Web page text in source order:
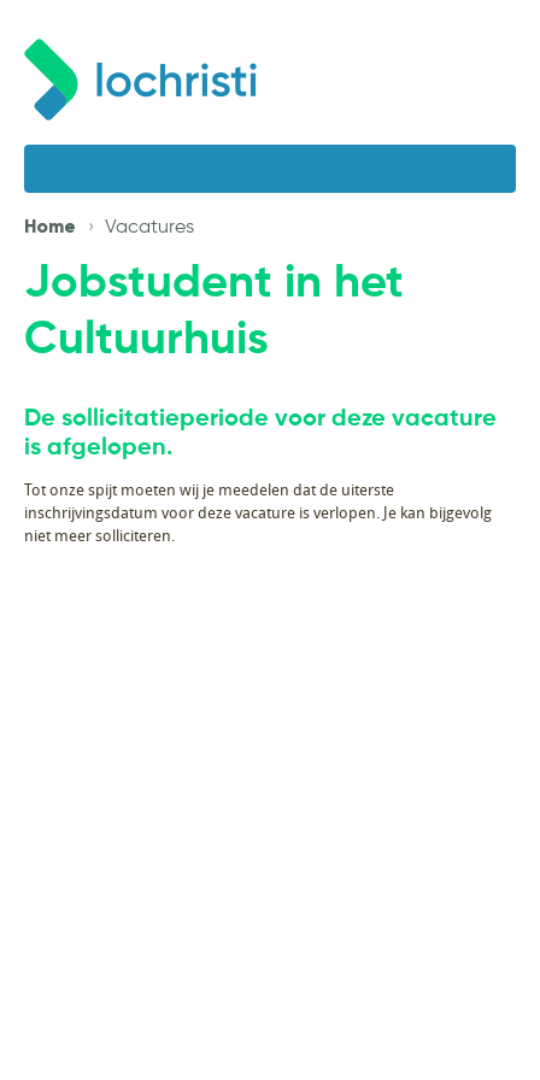
Home Vacatures
Jobstudent in het
Cultuurhuis
De sollicitatieperiode voor deze vacature
is afgelopen.
Tot onze spijt moeten wij je meedelen dat de uiterste
inschrijvingsdatum voor deze vacature is verlopen. Je kan bijgevolg
niet meer solliciteren.